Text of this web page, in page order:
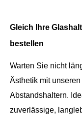
Gleich Ihre
bestellen
Warten Sie nicht
Ästhetik mit
Abstandshaltern.
zuverlässige,